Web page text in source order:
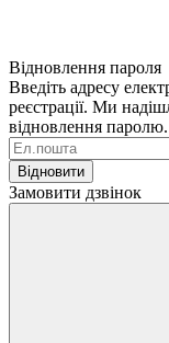
Відновлення пароля
Введіть адресу
реєстрації. Ми
відновлення паролю.
Відновити
Замовити дзвінок